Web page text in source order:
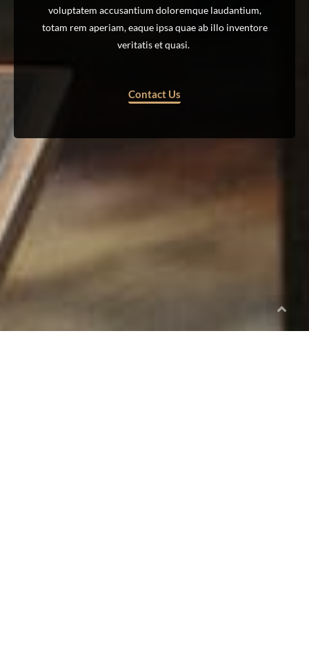
voluptatem accusantium doloremque laudantium,
totam rem aperiam, eaque ipsa quae ab illo inventore
veritatis et quasi.
Contact Us